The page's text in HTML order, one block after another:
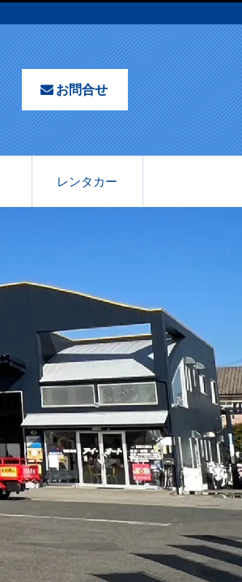
お問合せ
レンタカー